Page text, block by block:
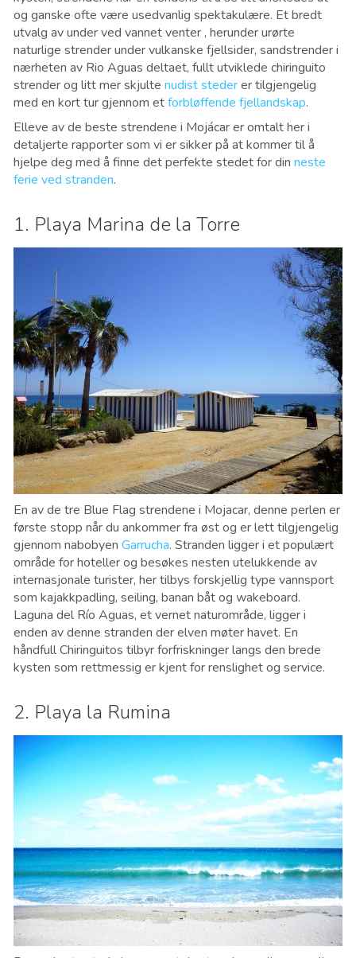
og ganske ofte være usedvanlig spektakulære. Et bredt
utvalg av under ved vannet venter , herunder urørte
naturlige strender under vulkanske fjellsider, sandstrender i
nærheten av Rio Aguas deltaet, fullt utviklede chiringuito
strender og litt mer skjulte nudist stederer tilgjengelig
med en kort tur gjennom etforbløffende fjellandskap.
Elleve av de beste strendene i Mojácar er omtalt her i
detaljerte rapporter som vi er sikker på at kommer til å
hjelpe deg med å finne det perfekte stedet for din neste
ferie ved stranden.
1. Playa Marina de la Torre
En av de tre Blue Flag strendene i Mojacar, denne perlen er
første stopp når du ankommer fra øst og er lett tilgjengelig
gjennom nabobyen Garrucha. Stranden ligger i et populært
område for hoteller og besøkes nesten utelukkende av
internasjonale turister, her tilbys forskjellig type vannsport
som kajakkpadling, seiling, banan båt og wakeboard.
Laguna del Río Aguas, et vernet naturområde, ligger i
enden av denne stranden der elven møter havet. En
håndfull Chiringuitos tilbyr forfriskninger langs den brede
kysten som rettmessig er kjent for renslighet og service.
2. Playa la Rumina